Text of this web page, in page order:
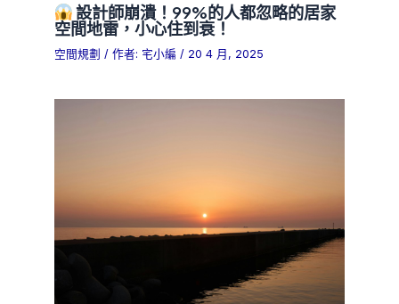
設計師崩潰！99%的人都忽略的居家
空間地雷，小心住到衰！
空間規劃 / 作者: 宅小編 / 20 4 月, 2025